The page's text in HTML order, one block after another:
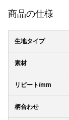
商品の仕様
生地タイプ
素材
リピート/mm
柄合わせ